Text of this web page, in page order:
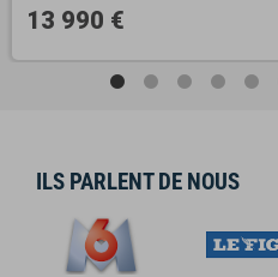
13 990 €
ILS PARLENT DE NOUS